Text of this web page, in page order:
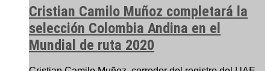
Cristian Camilo Muñoz completará la
selección Colombia Andina en el
Mundial de ruta 2020